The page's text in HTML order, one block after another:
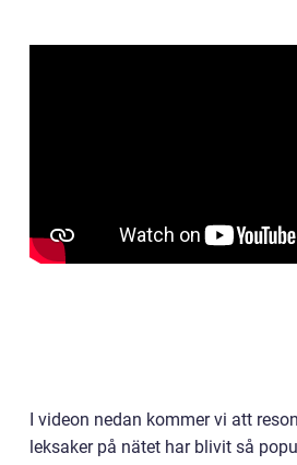
I videon nedan kommer vi att
leksaker på nätet har blivit så